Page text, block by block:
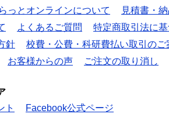
っとオンラインについて
見積書・
よくあるご質問
特定商取引法に
針
校費・公費・科研費払い取引のご
お客様からの声 ご注文の取り消し
ト
Facebook公式ページ